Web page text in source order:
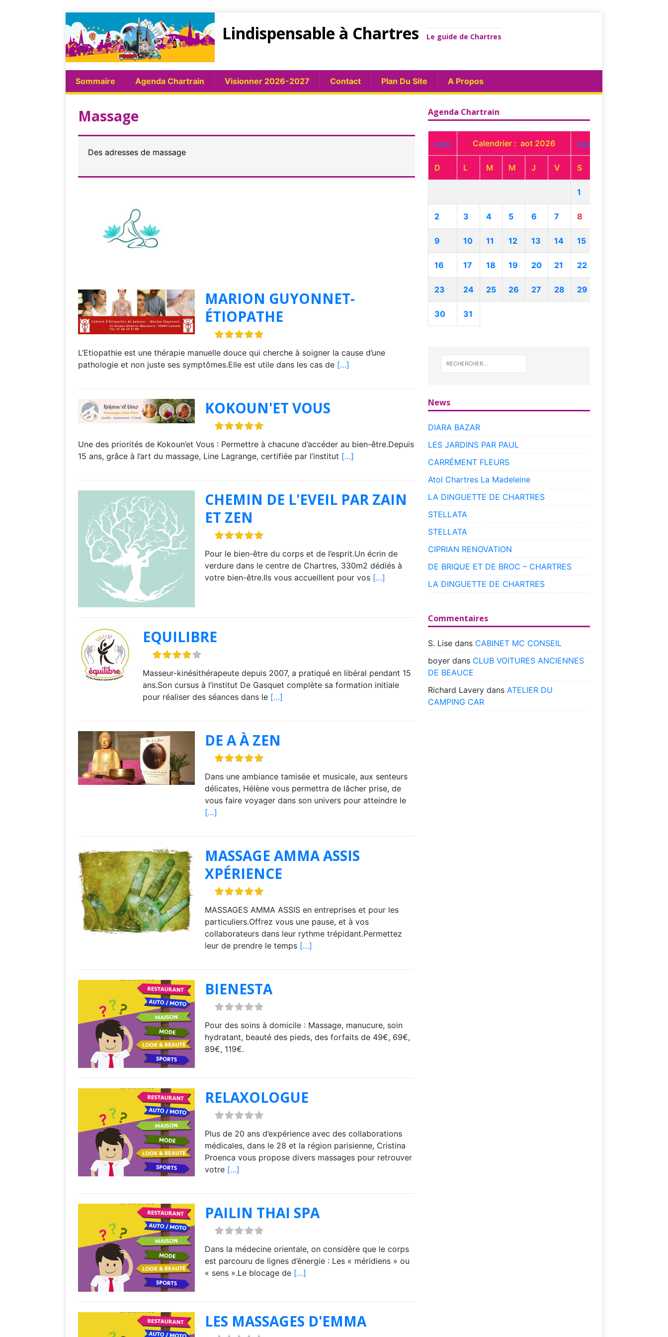
Lindispensable à Chartres Le guide de Chartres
Sommaire Agenda Chartrain Visionner 2026-2027 Contact Plan Du Site A Propos
Massage
Des adresses de massage
MARION GUYONNET-
ÉTIOPATHE
L’Etiopathie est une thérapie manuelle douce qui cherche à soigner la cause d’une
pathologie et non juste ses symptômes.Elle est utile dans les cas de […]
KOKOUN'ET VOUS
Une des priorités de Kokoun’et Vous : Permettre à chacune d’accéder au bien-être.Depuis
15 ans, grâce à l’art du massage, Line Lagrange, certifiée par l’institut […]
CHEMIN DE L'EVEIL PAR ZAIN
ET ZEN
Pour le bien-être du corps et de l’esprit.Un écrin de
verdure dans le centre de Chartres, 330m2 dédiés à
votre bien-être.Ils vous accueillent pour vos […]
EQUILIBRE
Masseur-kinésithérapeute depuis 2007, a pratiqué en libéral pendant 15
ans.Son cursus à l’institut De Gasquet complète sa formation initiale
pour réaliser des séances dans le […]
DE A À ZEN
Dans une ambiance tamisée et musicale, aux senteurs
délicates, Hélène vous permettra de lâcher prise, de
vous faire voyager dans son univers pour atteindre le
[…]
MASSAGE AMMA ASSIS
XPÉRIENCE
MASSAGES AMMA ASSIS en entreprises et pour les
particuliers.Offrez vous une pause, et à vos
collaborateurs dans leur rythme trépidant.Permettez
leur de prendre le temps […]
BIENESTA
Pour des soins à domicile : Massage, manucure, soin
hydratant, beauté des pieds, des forfaits de 49€, 69€,
89€, 119€.
RELAXOLOGUE
Plus de 20 ans d’expérience avec des collaborations
médicales, dans le 28 et la région parisienne, Cristina
Proenca vous propose divers massages pour retrouver
votre […]
PAILIN THAI SPA
Dans la médecine orientale, on considère que le corps
est parcouru de lignes d’énergie : Les « méridiens » ou
« sens ».Le blocage de […]
LES MASSAGES D'EMMA
Agenda Chartrain
<<< Calendrier : aot 2026 >>>
D L M M J V S
1
2 3 4 5 6 7 8
9 10 11 12 13 14 15
16 17 18 19 20 21 22
23 24 25 26 27 28 29
30 31
News
DIARA BAZAR
LES JARDINS PAR PAUL
CARRÉMENT FLEURS
Atol Chartres La Madeleine
LA DINGUETTE DE CHARTRES
STELLATA
STELLATA
CIPRIAN RENOVATION
DE BRIQUE ET DE BROC – CHARTRES
LA DINGUETTE DE CHARTRES
Commentaires
S. Lisedans CABINET MC CONSEIL
boyerdans CLUB VOITURES ANCIENNES
DE BEAUCE
Richard Laverydans ATELIER DU
CAMPING CAR